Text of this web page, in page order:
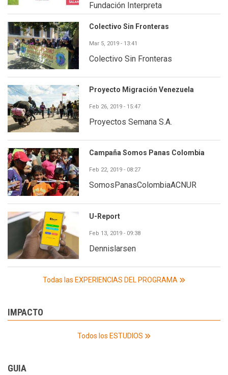
Fundación Interpreta
Colectivo Sin Fronteras
Mar 5, 2019 - 13:41
Colectivo Sin Fronteras
Proyecto Migración Venezuela
Feb 26, 2019 - 15:47
Proyectos Semana S.A.
Campaña Somos Panas Colombia
Feb 22, 2019 - 08:27
SomosPanasColombiaACNUR
U-Report
Feb 13, 2019 - 09:38
Dennislarsen
Todas las EXPERIENCIAS DEL PROGRAMA
IMPACTO
Todos los ESTUDIOS
GUIA